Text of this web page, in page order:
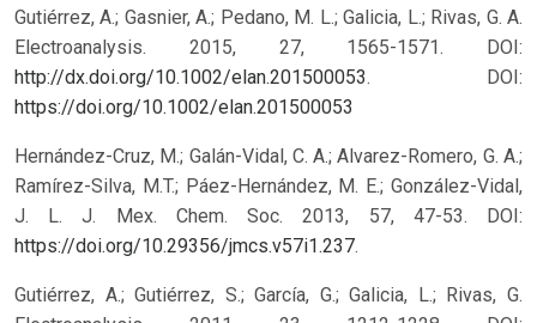
Gutiérrez, A.; Gasnier, A.; Pedano, M. L.; Galicia, L.; Rivas, G. A.
Electroanalysis. 2015, 27, 1565-1571. DOI:
http://dx.doi.org/10.1002/elan.201500053.
DOI:
https://doi.org/10.1002/elan.201500053
Hernández-Cruz, M.; Galán-Vidal, C. A.; Alvarez-Romero, G. A.;
Ramírez-Silva, M.T.; Páez-Hernández, M. E.; González-Vidal,
J. L. J. Mex. Chem. Soc. 2013, 57, 47-53. DOI:
https://doi.org/10.29356/jmcs.v57i1.237.
Gutiérrez, A.; Gutiérrez, S.; García, G.; Galicia, L.; Rivas, G.